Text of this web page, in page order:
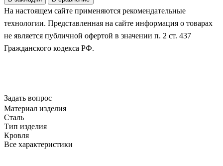
На настоящем сайте применяются рекомендательные
технологии. Представленная на сайте информация о товарах
не является публичной офертой в значении п. 2 ст. 437
Гражданского кодекса РФ.
Задать вопрос
Материал изделия
Сталь
Тип изделия
Кровля
Все характеристики